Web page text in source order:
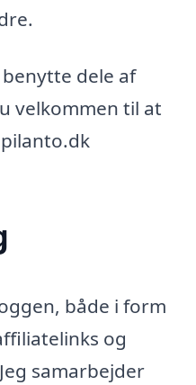
dele af
velkommen til at
både i form
og
samarbejder